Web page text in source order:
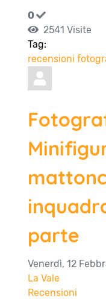
0
2541 Visite
Tag:
recensioni
parte
Venerdì, 12
La Vale
Recensioni